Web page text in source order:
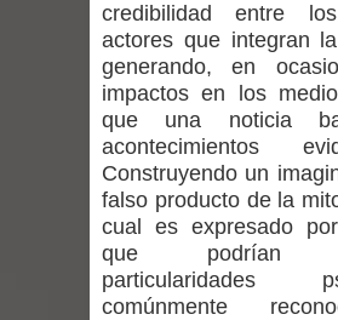
Linares: “No dará la
Seremi de Desarrollo
mantiene despliegue
niños y adolescentes
emergencia.
Del anime al K-pop:
credibilidad entre
actores que integran
generando, en
impactos en los
que una noticia
acontecimientos
Construyendo un
falso producto de la
cual es expresado
que podrían
particularidades
comúnmente